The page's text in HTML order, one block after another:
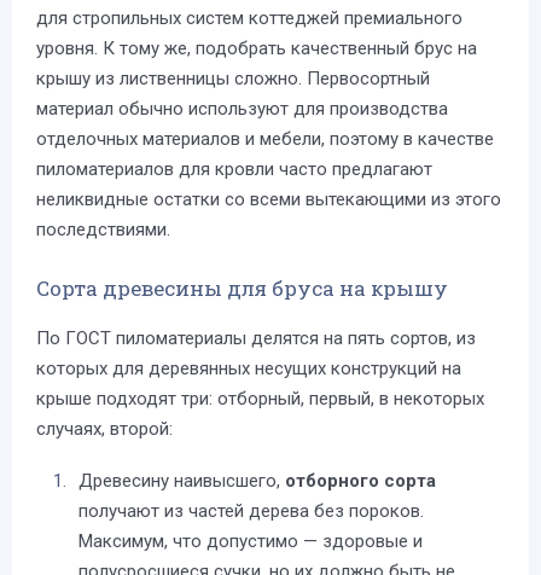
для стропильных систем коттеджей премиального
уровня. К тому же, подобрать качественный брус на
крышу из лиственницы сложно. Первосортный
материал обычно используют для производства
отделочных материалов и мебели, поэтому в качестве
пиломатериалов для кровли часто предлагают
неликвидные остатки со всеми вытекающими из этого
последствиями.
Сорта древесины для бруса на крышу
По ГОСТ пиломатериалы делятся на пять сортов, из
которых для деревянных несущих конструкций на
крыше подходят три: отборный, первый, в некоторых
случаях, второй:
Древесину наивысшего, отборного сорта
получают из частей дерева без пороков.
Максимум, что допустимо — здоровые и